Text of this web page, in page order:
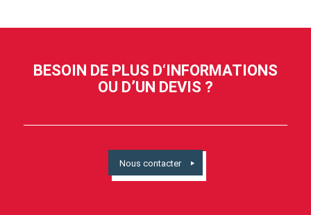
BESOIN DE PLUS D‘INFORMATIONS
OU D’UN DEVIS ?
Nous contacter